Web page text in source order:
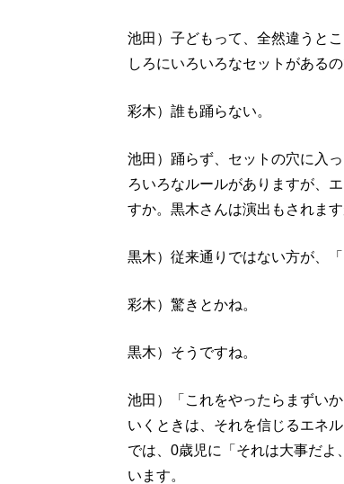
池田）子どもって、全然違うと
しろにいろいろなセットがある
彩木）誰も踊らない。
池田）踊らず、セットの穴に入
ろいろなルールがありますが、
すか。黒木さんは演出もされま
黒木）従来通りではない方が、
彩木）驚きとかね。
黒木）そうですね。
池田）「これをやったらまずい
いくときは、それを信じるエネ
では、0歳児に「それは大事だ
います。